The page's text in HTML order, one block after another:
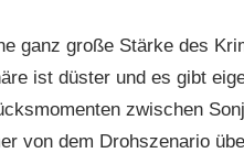
ganz große Stärke des
ist düster und es gibt
zwischen
von dem Drohszenario